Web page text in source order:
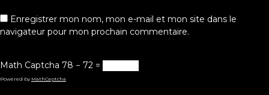
Enregistrer mon nom, mon e-mail et mon site dans le
navigateur pour mon prochain commentaire.
Math Captcha 78 − 72 =
Powered by MathCaptcha